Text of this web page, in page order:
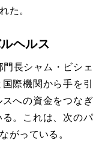
た。
ヘルス
長シャム・ビシェ
際機関から手を引
への資金をつなぎ
。これは、次のパ
がっている。